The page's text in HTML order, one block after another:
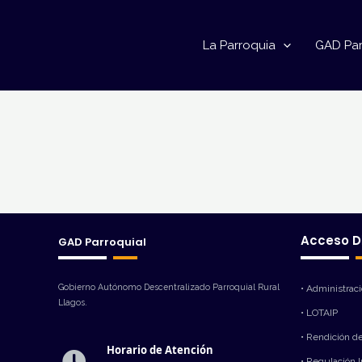
La Parroquia GAD
GAD Parroquial
Gobierno Autónomo Descentralizado Parroquial Rural
Llagos.
Horario de Atención
Acceso
•
• LOTAIP
• Rendición